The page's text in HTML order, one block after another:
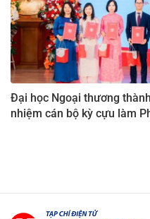
Đại học Ngoại thương
nhiệm cán bộ kỳ cựu làm